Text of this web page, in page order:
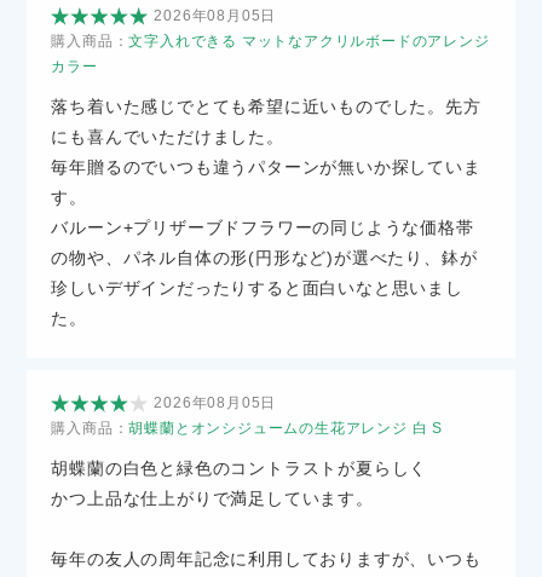
2026年08月05日
購入商品：文字入れできる マットなアクリルボードのアレンジ
カラー
落ち着いた感じでとても希望に近いものでした。先方
にも喜んでいただけました。
毎年贈るのでいつも違うパターンが無いか探していま
す。
バルーン+プリザーブドフラワーの同じような価格帯
の物や、パネル自体の形(円形など)が選べたり、鉢が
珍しいデザインだったりすると面白いなと思いまし
た。
2026年08月05日
購入商品：胡蝶蘭とオンシジュームの生花アレンジ 白 S
胡蝶蘭の白色と緑色のコントラストが夏らしく
かつ上品な仕上がりで満足しています。
毎年の友人の周年記念に利用しておりますが、いつも